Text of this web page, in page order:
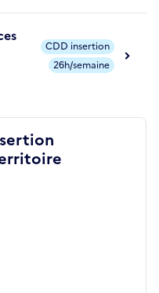
CDD insertion
26h/semaine